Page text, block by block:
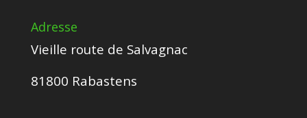
Adresse
Vieille route de Salvagnac
81800 Rabastens